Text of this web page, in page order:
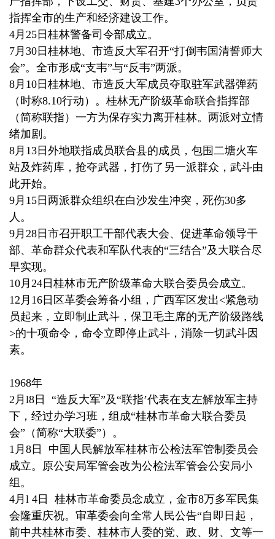
指挥全市的生产和经济建设工作。
4月25日桂林警备司令部成立。
7月30日桂林地、市造反大军召开“打倒韦国清誓师大
会”。全市形成“支韦”与“反韦”两派。
8月10日桂林地、市造反大军成员夺取驻军武器弹药
（时称8.10行动）。桂林无产阶级革命联合指挥部
（简称联指）一方为保存实力离开桂林。两派对立情
绪加剧。
8月13日外地联指成员联合县的成员，包围二塘火车
站及炸药库，抢夺武器，打伤了另一派群众，武斗由
此开始。
9月15日两派群众组织在白沙发生冲突，死伤30多
人。
9月28日市召开职工干部代表大会、促进革命领导干
部、革命群众代表和军队代表的“三结合”及大联合尽
早实现。
10月24日桂林市无产阶级革命大联合委员会成立。
12月16日区革委会筹备小组，广西军区发出<紧急动
员起来，立即制止武斗，保卫毛主席的无产阶级路线
>的十项命令，命令立即停止武斗，消除一切武斗因
素。
1968年
2月l8日 “造反大军”及“联指’代表在支左解放军主持
下，经过办学习班，组成“桂林市革命大联合委员
会”（简称“大联委”）。
1月8日 中国人民解放军桂林市公检法军管制委员会
成立。原公安局军管会改为公检法军管会公安局小
组。
4月l 4日 桂林市革命委员念成立，金市8万多军民集
会隆重庆祝。审革委会向全常人民公告“自即日起，
前中共桂林市委、桂林市人委的党、政、财、文等一